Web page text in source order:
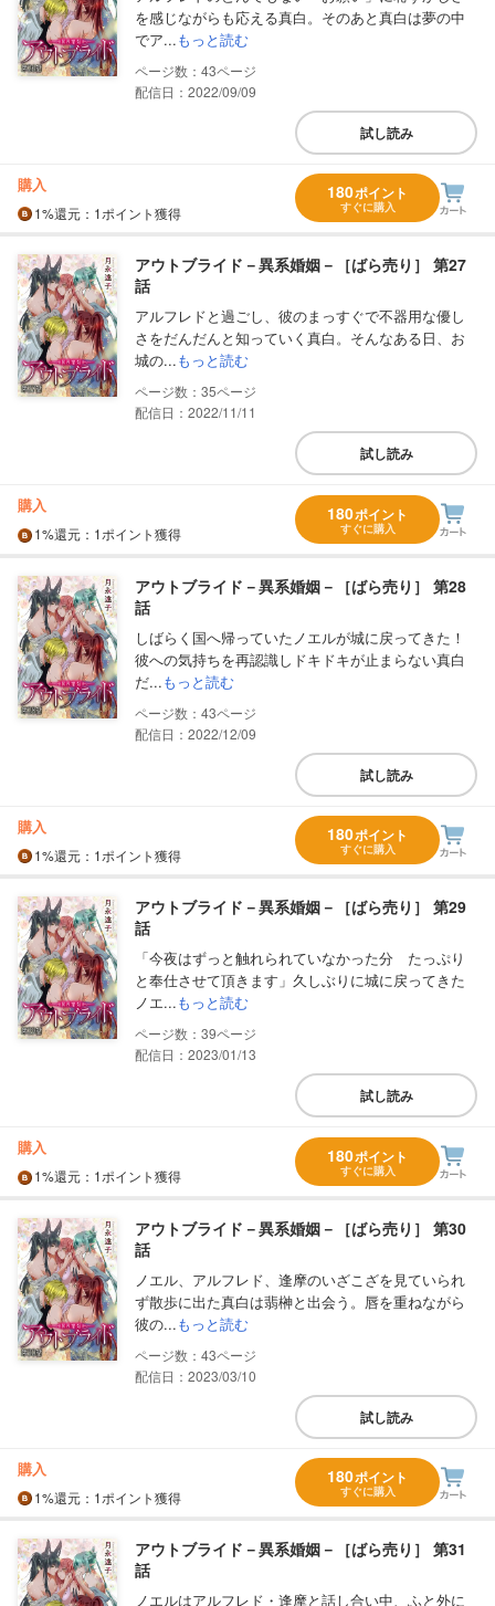
を感じながらも応える真白。そのあと真白は夢の中
でア...もっと読む
43
配信日：2022/09/09
試し読み
購入
1%還元 ：1ポイント獲得
180ポイント
すぐに購入
アウトブライド－異系婚姻－［ばら売り］ 第27
話
アルフレドと過ごし、彼のまっすぐで不器用な優し
さをだんだんと知っていく真白。そんなある日、お
城の...もっと読む
35
配信日：2022/11/11
試し読み
購入
1%還元 ：1ポイント獲得
180ポイント
すぐに購入
アウトブライド－異系婚姻－［ばら売り］ 第28
話
しばらく国へ帰っていたノエルが城に戻ってきた！
彼への気持ちを再認識しドキドキが止まらない真白
だ...もっと読む
43
配信日：2022/12/09
試し読み
購入
1%還元 ：1ポイント獲得
180ポイント
すぐに購入
アウトブライド－異系婚姻－［ばら売り］ 第29
話
「今夜はずっと触れられていなかった分 たっぷり
と奉仕させて頂きます」久しぶりに城に戻ってきた
ノエ...もっと読む
39
配信日：2023/01/13
試し読み
購入
1%還元 ：1ポイント獲得
180ポイント
すぐに購入
アウトブライド－異系婚姻－［ばら売り］ 第30
話
ノエル、アルフレド、逢摩のいざこざを見ていられ
ず散歩に出た真白は翡榊と出会う。唇を重ねながら
彼の...もっと読む
43
配信日：2023/03/10
試し読み
購入
1%還元 ：1ポイント獲得
180ポイント
すぐに購入
アウトブライド－異系婚姻－［ばら売り］ 第31
話
ノエルはアルフレド・逢摩と話し合い中、ふと外に